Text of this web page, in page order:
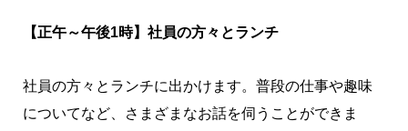
【正午～午後1時】社員の方々とランチ
社員の方々とランチに出かけます。普段の仕事や趣味
についてなど、さまざまなお話を伺うことができま